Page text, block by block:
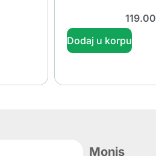
119.00
Dodaj u korpu
Monis